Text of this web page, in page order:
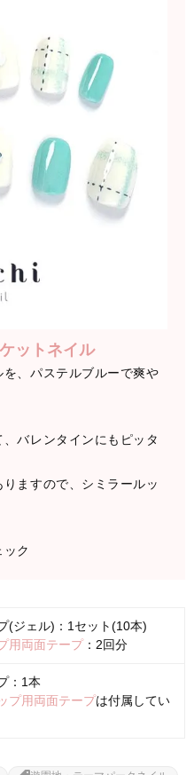
ットネイル
、パステルブルーで爽や
バレンタインにもピッタ
ますので、シミラールッ
ク
(ジェル)：1セット(10本)
用両面テープ：2回分
：1本
プ用両面テープは付属してい